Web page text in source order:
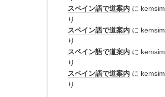
スペイン語で道案内 に kemsim
り
スペイン語で道案内 に kemsim
り
スペイン語で道案内 に kemsim
り
スペイン語で道案内 に kemsim
り